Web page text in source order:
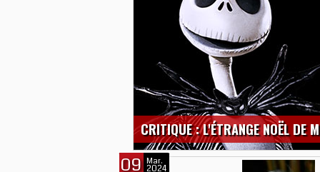
CRITIQUE : L'ÉTRANGE NOËL DE
09 Mar.
2024